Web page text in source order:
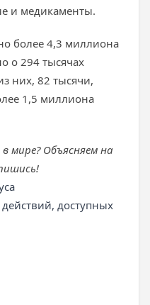
и медикаменты.
более 4,3 миллиона
о 294 тысячах
них, 82 тысячи,
1,5 миллиона
мире? Объясняем на
доступных